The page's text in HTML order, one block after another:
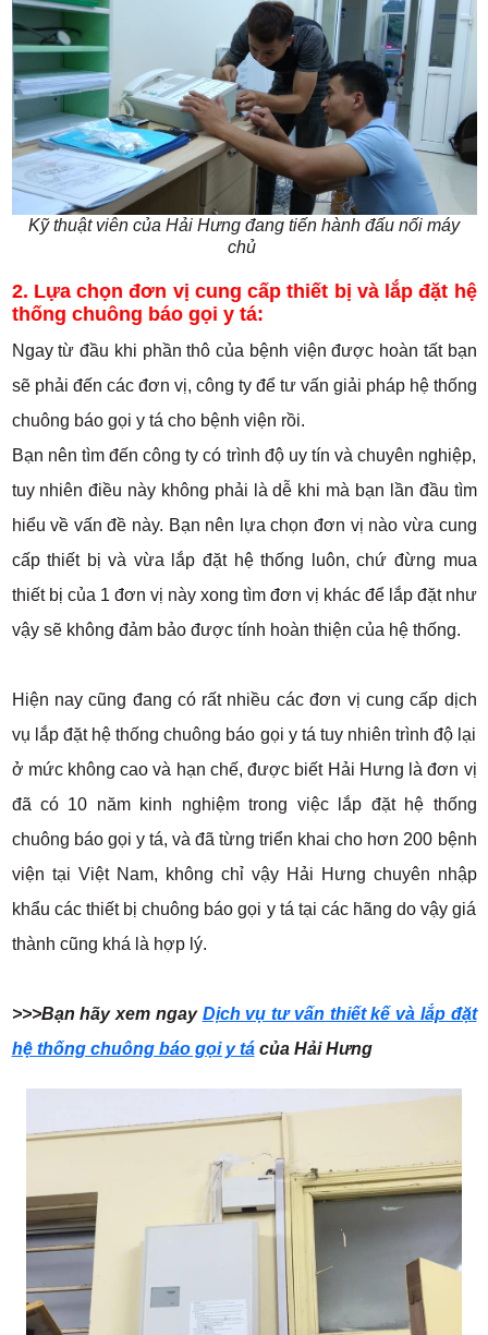
Kỹ thuật viên của Hải Hưng đang tiến hành đấu nối máy
chủ
2. Lựa chọn đơn vị cung cấp thiết bị và lắp đặt hệ
thống chuông báo gọi y tá:
Ngay từ đầu khi phần thô của bệnh viện được hoàn tất bạn
sẽ phải đến các đơn vị, công ty để tư vấn giải pháp hệ thống
chuông báo gọi y tá cho bệnh viện rồi.
Bạn nên tìm đến công ty có trình độ uy tín và chuyên nghiệp,
tuy nhiên điều này không phải là dễ khi mà bạn lần đầu tìm
hiểu về vấn đề này. Bạn nên lựa chọn đơn vị nào vừa cung
cấp thiết bị và vừa lắp đặt hệ thống luôn, chứ đừng mua
thiết bị của 1 đơn vị này xong tìm đơn vị khác để lắp đặt như
vậy sẽ không đảm bảo được tính hoàn thiện của hệ thống.
Hiện nay cũng đang có rất nhiều các đơn vị cung cấp dịch
vụ lắp đặt hệ thống chuông báo gọi y tá tuy nhiên trình độ lại
ở mức không cao và hạn chế, được biết Hải Hưng là đơn vị
đã có 10 năm kinh nghiệm trong việc lắp đặt hệ thống
chuông báo gọi y tá, và đã từng triển khai cho hơn 200 bệnh
viện tại Việt Nam, không chỉ vậy Hải Hưng chuyên nhập
khẩu các thiết bị chuông báo gọi y tá tại các hãng do vậy giá
thành cũng khá là hợp lý.
>>>Bạn hãy xem ngay Dịch vụ tư vấn thiết kế và lắp đặt
hệ thống chuông báo gọi y tácủa Hải Hưng